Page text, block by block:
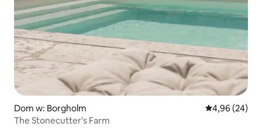
Dom w: Borgholm Średnia
4,96 (24)
The Stonecutter's Farm